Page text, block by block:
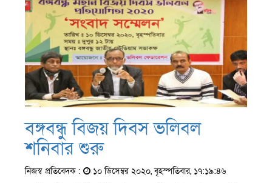
বঙ্গবন্ধু বিজয় দিবস ভলিবল
শনিবার শুরু
নিজস্ব প্রতিবেদক :
১০ ডিসেম্বর ২০২০, বৃহস্পতিবার, ১৭:১৯:৪৬